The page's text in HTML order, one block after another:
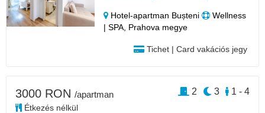
Hotel‑apartman Bușteni
Wellness
| SPA, Prahova megye
Tichet | Card vakációs jegy
3000 RON /apartman
Étkezés nélkül
1 - 4
3
2